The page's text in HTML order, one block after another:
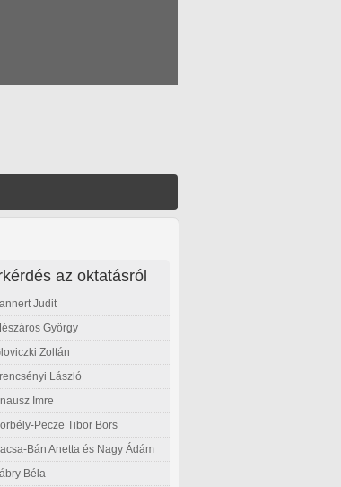
az oktatásról
Judit
György
Zoltán
László
Imre
Pecze Tibor Bors
Bán Anetta és Nagy Ádám
Béla